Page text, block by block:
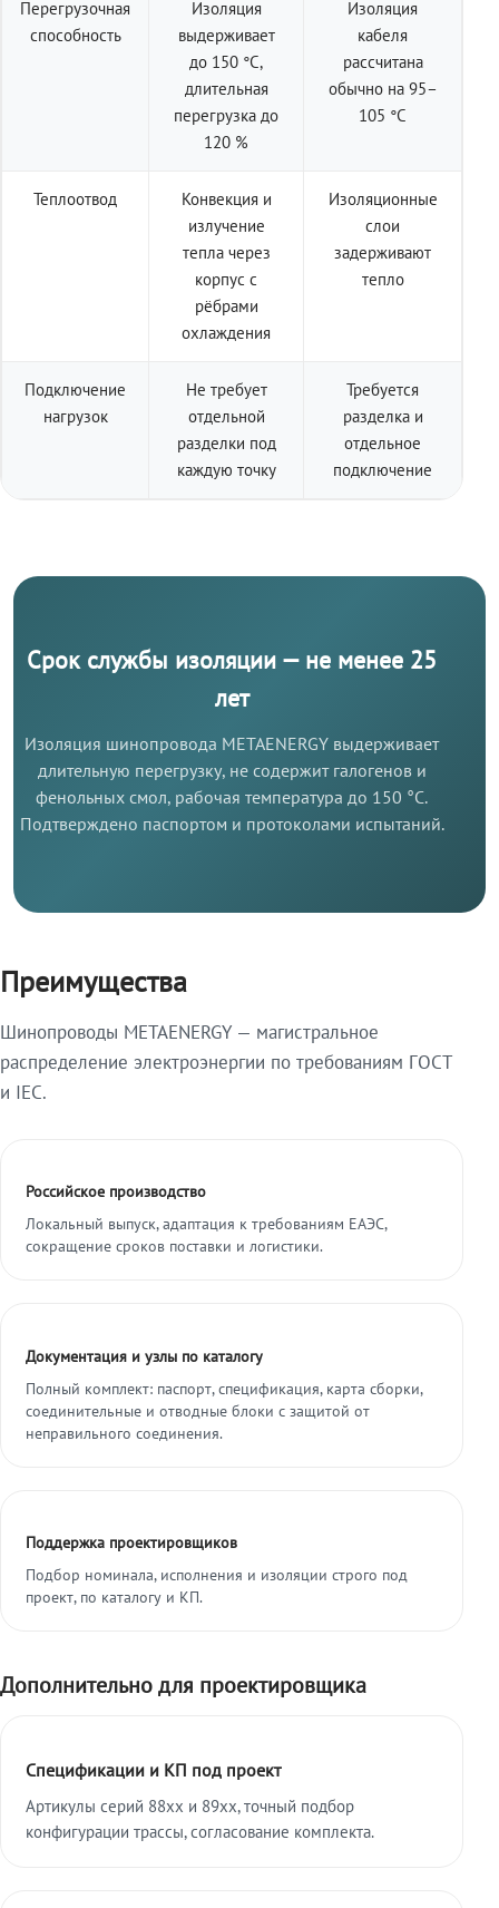
Перегрузочная
способность
Изоляция
выдерживает
до 150 °C,
длительная
перегрузка до
120 %
Изоляция
кабеля
рассчитана
обычно на 95–
105 °C
Теплоотвод
Конвекция и
излучение
тепла через
корпус с
рёбрами
охлаждения
Изоляционные
слои
задерживают
тепло
Подключение
нагрузок
Не требует
отдельной
разделки под
каждую точку
Требуется
разделка и
отдельное
подключение
Срок службы изоляции — не менее 25
лет
Изоляция шинопровода METAENERGY выдерживает
длительную перегрузку, не содержит галогенов и
фенольных смол, рабочая температура до 150 °C.
Подтверждено паспортом и протоколами испытаний.
Преимущества
Шинопроводы METAENERGY — магистральное
распределение электроэнергии по требованиям ГОСТ
и IEC.
Российское производство
Локальный выпуск, адаптация к требованиям ЕАЭС,
сокращение сроков поставки и логистики.
Документация и узлы по каталогу
Полный комплект: паспорт, спецификация, карта сборки,
соединительные и отводные блоки с защитой от
неправильного соединения.
Поддержка проектировщиков
Подбор номинала, исполнения и изоляции строго под
проект, по каталогу и КП.
Дополнительно для проектировщика
Спецификации и КП под проект
Артикулы серий 88xx и 89xx, точный подбор
конфигурации трассы, согласование комплекта.